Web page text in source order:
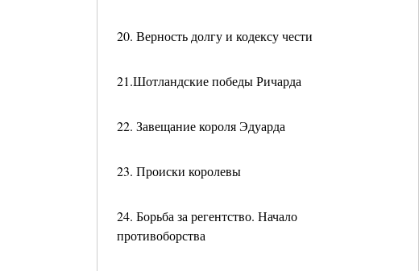
20. Верность долгу и кодексу чести
21.Шотландские победы Ричарда
22. Завещание короля Эдуарда
23. Происки королевы
24. Борьба за регентство. Начало
противоборства